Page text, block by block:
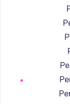
Замена